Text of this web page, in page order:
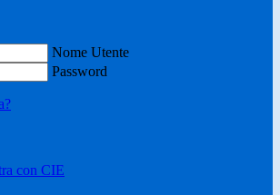
Nome Utente
Password
con CIE